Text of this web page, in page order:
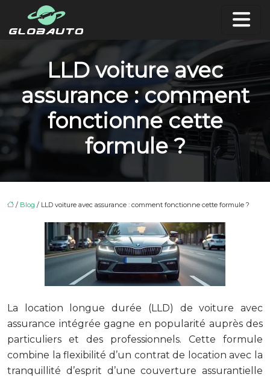
LLD voiture avec
assurance : comment
fonctionne cette
formule ?
/ Blog / LLD voiture avec assurance : comment fonctionne cette formule ?
La location longue durée (LLD) de voiture avec
assurance intégrée gagne en popularité auprès des
particuliers et des professionnels. Cette formule
combine la flexibilité d’un contrat de location avec la
tranquillité d’esprit d’une couverture assurantielle